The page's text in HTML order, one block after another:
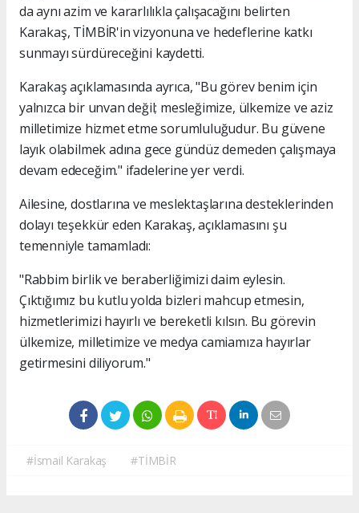
da aynı azim ve kararlılıkla çalışacağını belirten
Karakaş, TİMBİR'in vizyonuna ve hedeflerine katkı
sunmayı sürdüreceğini kaydetti.
Karakaş açıklamasında ayrıca, "Bu görev benim için
yalnızca bir unvan değil; mesleğimize, ülkemize ve aziz
milletimize hizmet etme sorumluluğudur. Bu güvene
layık olabilmek adına gece gündüz demeden çalışmaya
devam edeceğim." ifadelerine yer verdi.
Ailesine, dostlarına ve meslektaşlarına desteklerinden
dolayı teşekkür eden Karakaş, açıklamasını şu
temenniyle tamamladı:
"Rabbim birlik ve beraberliğimizi daim eylesin.
Çıktığımız bu kutlu yolda bizleri mahcup etmesin,
hizmetlerimizi hayırlı ve bereketli kılsın. Bu görevin
ülkemize, milletimize ve medya camiamıza hayırlar
getirmesini diliyorum."
#İsmail Karakaş #TİMBİR